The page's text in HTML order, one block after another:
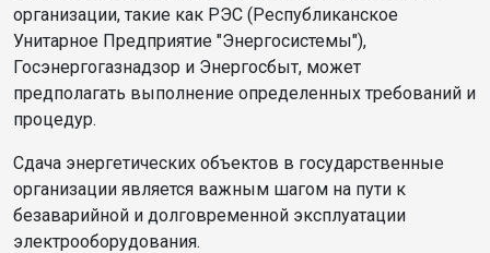
организации, такие как РЭС (Республиканское
Унитарное Предприятие "Энергосистемы"),
Госэнергогазнадзор и Энергосбыт, может
предполагать выполнение определенных требований и
процедур.
Сдача энергетических объектов в государственные
организации является важным шагом на пути к
безаварийной и долговременной эксплуатации
электрооборудования.